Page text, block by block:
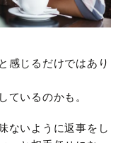
感じるだけではあり
ているのかも。
ないように返事をし